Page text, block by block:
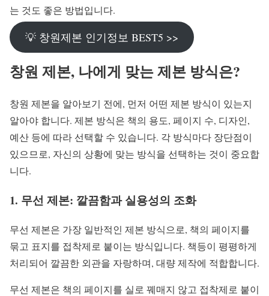
는 것도 좋은 방법입니다.
💡 창원제본 인기정보 BEST5 >>
창원 제본, 나에게 맞는 제본 방식은?
창원 제본을 알아보기 전에, 먼저 어떤 제본 방식이 있는지
알아야 합니다. 제본 방식은 책의 용도, 페이지 수, 디자인,
예산 등에 따라 선택할 수 있습니다. 각 방식마다 장단점이
있으므로, 자신의 상황에 맞는 방식을 선택하는 것이 중요합
니다.
1. 무선 제본: 깔끔함과 실용성의 조화
무선 제본은 가장 일반적인 제본 방식으로, 책의 페이지를
묶고 표지를 접착제로 붙이는 방식입니다. 책등이 평평하게
처리되어 깔끔한 외관을 자랑하며, 대량 제작에 적합합니다.
무선 제본은 책의 페이지를 실로 꿰매지 않고 접착제로 붙이